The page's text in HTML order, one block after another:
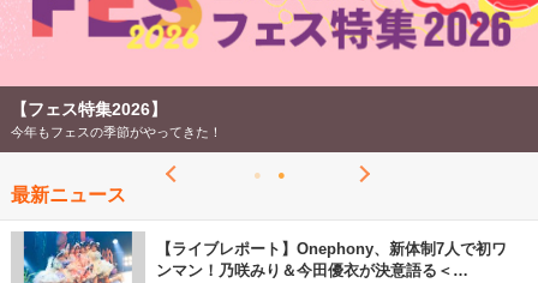
【フェス特集2026】
今年もフェスの季節がやってきた！
最新ニュース
【ライブレポート】Onephony、新体制7人で初ワ
ンマン！乃咲みり＆今田優衣が決意語る＜